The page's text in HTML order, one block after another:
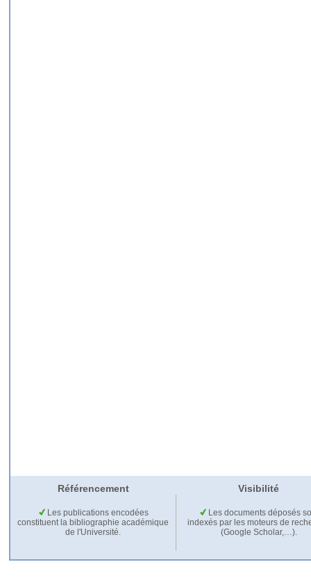
Référencement Visibilité
Les publications encodées
constituent la bibliographie académique
de l'Université.
Les documents déposés
indexés par les moteurs de
(Google Scholar,…).